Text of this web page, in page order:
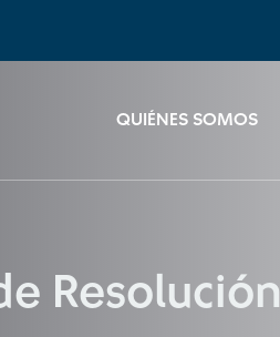
QUIÉNES SOMOS
Resolución